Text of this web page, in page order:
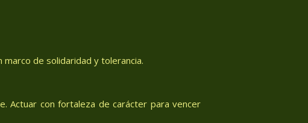
de solidaridad y tolerancia.
Actuar con fortaleza de carácter para vencer